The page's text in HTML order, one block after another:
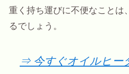
重く持ち運びに不便なことは
るでしょう。
⇒ 今すぐオイルヒー